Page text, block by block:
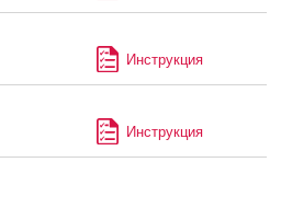
Инструкция
Инструкция